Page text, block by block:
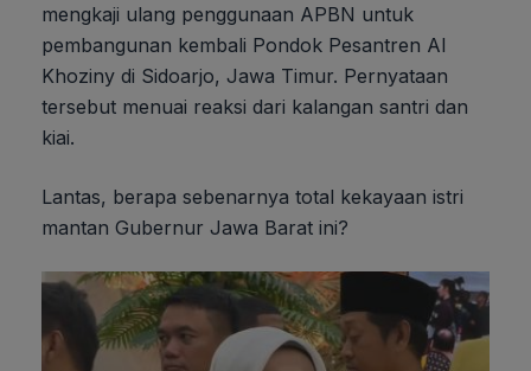
mengkaji ulang penggunaan APBN untuk
pembangunan kembali Pondok Pesantren Al
Khoziny di Sidoarjo, Jawa Timur. Pernyataan
tersebut menuai reaksi dari kalangan santri dan
kiai.
Lantas, berapa sebenarnya total kekayaan istri
mantan Gubernur Jawa Barat ini?